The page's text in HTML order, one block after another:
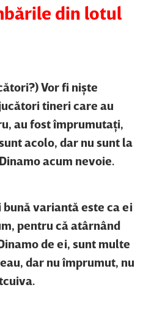
din lotul
Vor fi nişte
tineri care au
au fost împrumutaţi,
acolo, dar nu sunt la
acum nevoie.
bună variantă este ca ei
pentru că atârnând
de ei, sunt multe
dar nu împrumut, nu